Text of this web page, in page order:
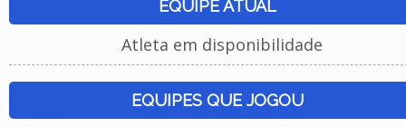
EQUIPE ATUAL
Atleta em disponibilidade
EQUIPES QUE JOGOU